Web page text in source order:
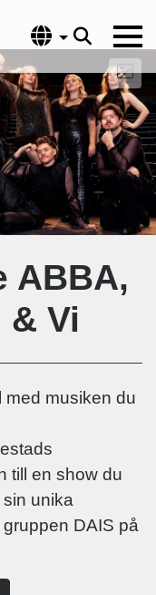
Språk
ABBA,
& Vi
med musiken du
till en show du
unika
DAIS på